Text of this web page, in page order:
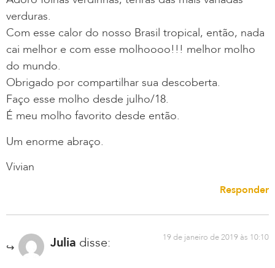
verduras.
Com esse calor do nosso Brasil tropical, então, nada
cai melhor e com esse molhoooo!!! melhor molho
do mundo.
Obrigado por compartilhar sua descoberta.
Faço esse molho desde julho/18.
É meu molho favorito desde então.
Um enorme abraço.
Vivian
Responder
Julia disse: 19 de janeiro de 2019 às 10:10